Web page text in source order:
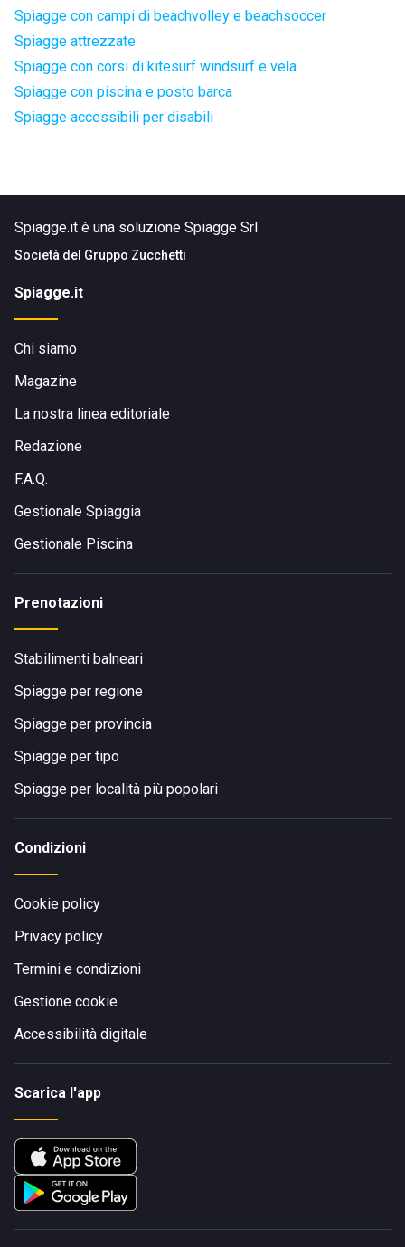
Spiagge con campi di beachvolley e beachsoccer
Spiagge attrezzate
Spiagge con corsi di kitesurf windsurf e vela
Spiagge con piscina e posto barca
Spiagge accessibili per disabili
Spiagge.it è una soluzione Spiagge Srl
Società del Gruppo Zucchetti
Spiagge.it
Chi siamo
Magazine
La nostra linea editoriale
Redazione
F.A.Q.
Gestionale Spiaggia
Gestionale Piscina
Prenotazioni
Stabilimenti balneari
Spiagge per regione
Spiagge per provincia
Spiagge per tipo
Spiagge per località più popolari
Condizioni
Cookie policy
Privacy policy
Termini e condizioni
Gestione cookie
Accessibilità digitale
Scarica l'app